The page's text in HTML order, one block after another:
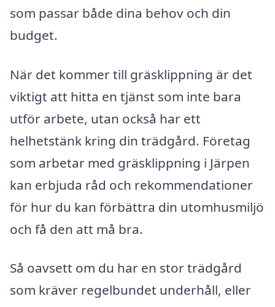
som passar både dina behov och din
budget.
När det kommer till gräsklippning är det
viktigt att hitta en tjänst som inte bara
utför arbete, utan också har ett
helhetstänk kring din trädgård. Företag
som arbetar med gräsklippning i Järpen
kan erbjuda råd och rekommendationer
för hur du kan förbättra din utomhusmiljö
och få den att må bra.
Så oavsett om du har en stor trädgård
som kräver regelbundet underhåll, eller